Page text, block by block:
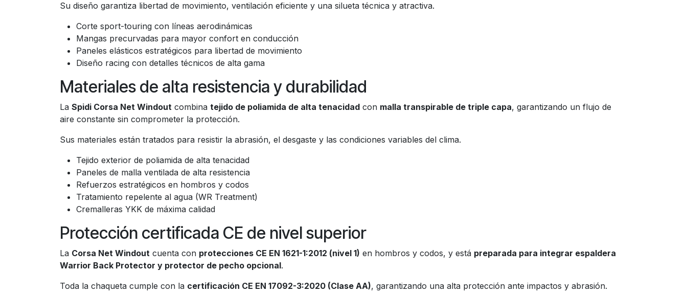
Su diseño garantiza libertad de movimiento, ventilación eficiente y una silueta técnica y atractiva.
Corte sport-touring con líneas aerodinámicas
Mangas precurvadas para mayor confort en conducción
Paneles elásticos estratégicos para libertad de movimiento
Diseño racing con detalles técnicos de alta gama
Materiales de alta resistencia y durabilidad
La Spidi Corsa Net Windout combina tejido de poliamida de alta tenacidad con malla transpirable de triple capa, garantizando un flujo de
aire constante sin comprometer la protección.
Sus materiales están tratados para resistir la abrasión, el desgaste y las condiciones variables del clima.
Tejido exterior de poliamida de alta tenacidad
Paneles de malla ventilada de alta resistencia
Refuerzos estratégicos en hombros y codos
Tratamiento repelente al agua (WR Treatment)
Cremalleras YKK de máxima calidad
Protección certificada CE de nivel superior
La Corsa Net Windout cuenta con protecciones CE EN 1621-1:2012 (nivel 1) en hombros y codos, y está preparada para integrar espaldera
Warrior Back Protector y protector de pecho opcional.
Toda la chaqueta cumple con la certificación CE EN 17092-3:2020 (Clase AA), garantizando una alta protección ante impactos y abrasión.